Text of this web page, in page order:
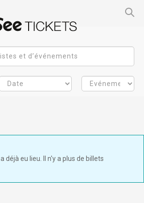
déjà eu lieu. Il n'y a plus de billets